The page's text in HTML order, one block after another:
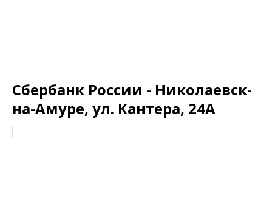
Сбербанк России - Николаевск-
на-Амуре, ул. Кантера, 24А